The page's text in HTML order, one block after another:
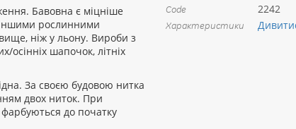
Бавовна є міцніше
рослинними
ніж у льону. Вироби з
осінніх шапочок, літніх
За своєю будовою нитка
двох ниток. При
до початку
Code 2242
Характеристики